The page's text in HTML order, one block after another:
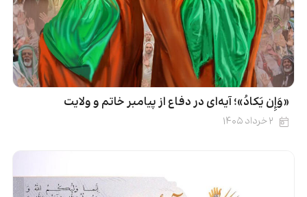
«وَإِن یَکادُ»؛ آیه‌ای در دفاع از پیامبر خاتم و ولایت
۲ خرداد ۱۴۰۵